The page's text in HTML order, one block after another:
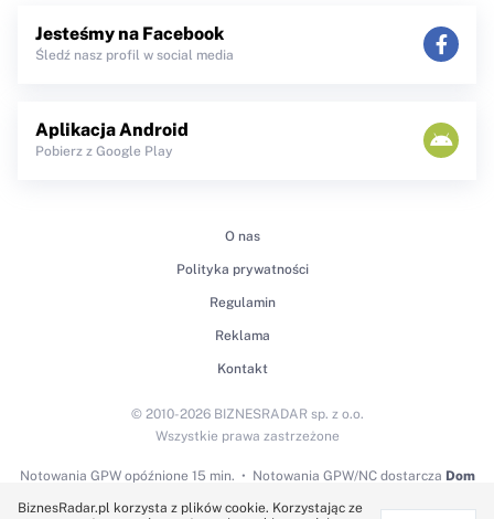
Jesteśmy na Facebook
Śledź nasz profil w social media
Aplikacja Android
Pobierz z Google Play
O nas
Polityka prywatności
Regulamin
Reklama
Kontakt
Notowania GPWopóźnione 15 min. Notowania GPW/NC dostarcza Dom
© 2010-2026 BIZNESRADAR sp. z o.o.
Wszystkie prawa zastrzeżone
BiznesRadar.pl korzysta z plików cookie. Korzystając ze